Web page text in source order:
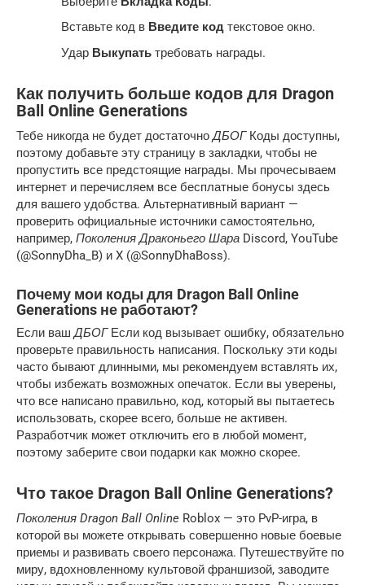
Вставьте код в Введите код текстовое окно.
Удар Выкупать требовать награды.
Как получить больше кодов для Dragon
Ball Online Generations
Тебе никогда не будет достаточноДБОГКоды доступны,
поэтому добавьте эту страницу в закладки, чтобы не
пропустить все предстоящие награды. Мы прочесываем
интернет и перечисляем все бесплатные бонусы здесь
для вашего удобства. Альтернативный вариант —
проверить официальные источники самостоятельно,
например, Поколения Драконьего Шара Discord, YouTube
(@SonnyDha_B) и X (@SonnyDhaBoss).
Почему мои коды для Dragon Ball Online
Generations не работают?
Если вашДБОГЕсли код вызывает ошибку, обязательно
проверьте правильность написания. Поскольку эти коды
часто бывают длинными, мы рекомендуем вставлять их,
чтобы избежать возможных опечаток. Если вы уверены,
что все написано правильно, код, который вы пытаетесь
использовать, скорее всего, больше не активен.
Разработчик может отключить его в любой момент,
поэтому заберите свои подарки как можно скорее.
Что такое Dragon Ball Online Generations?
Поколения Dragon Ball Online Roblox — это PvP-игра, в
которой вы можете открывать совершенно новые боевые
приемы и развивать своего персонажа. Путешествуйте по
миру, вдохновленному культовой франшизой, заводите